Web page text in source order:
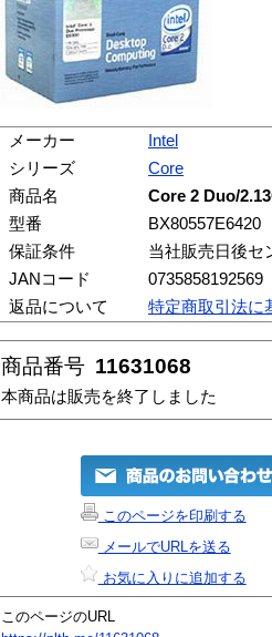
メーカー
Intel
シリーズ
Core
商品名
Core 2 Duo/
型番
BX80557E6420
保証条件
当社販売日後セ
JANコード
0735858192569
返品について
特定商取引法に
商品番号 11631068
本商品は販売を終了しました
このページを印刷する
メールでURLを送る
お気に入りに追加する
このページのURL